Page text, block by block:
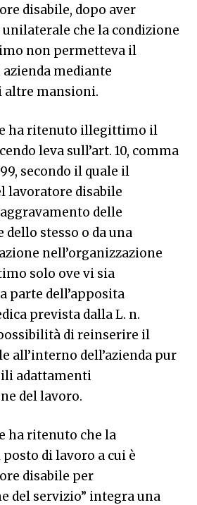
disabile, dopo aver
che la condizione
non permetteva il
mediante
altre mansioni.
ha ritenuto illegittimo il
leva sull’art. 10, comma
secondo il quale il
lavoratore disabile
delle
stesso o da una
nell’organizzazione
solo ove vi sia
parte dell’apposita
prevista dalla L. n.
di reinserire il
all’interno dell’azienda pur
adattamenti
del lavoro.
ha ritenuto che la
di lavoro a cui è
disabile per
del servizio” integra una